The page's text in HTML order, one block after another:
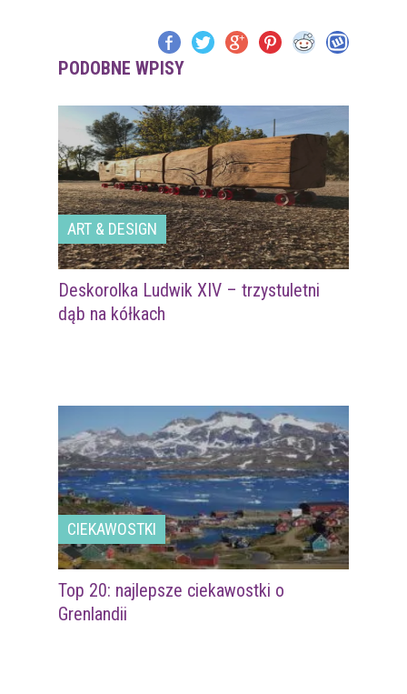
PODOBNE WPISY
ART & DESIGN
Deskorolka Ludwik XIV – trzystuletni
dąb na kółkach
CIEKAWOSTKI
Top 20: najlepsze ciekawostki o
Grenlandii